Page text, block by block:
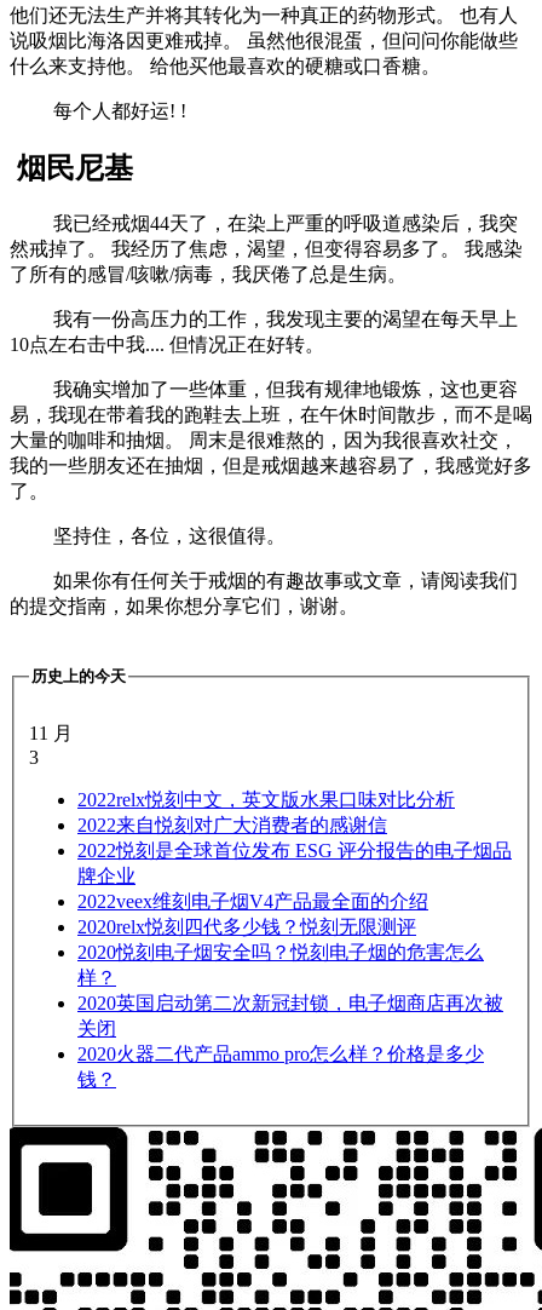
他们还无法生产并将其转化为一种真正的药物形式。 也有人
说吸烟比海洛因更难戒掉。
虽然他很混蛋，但问问你能做些
什么来支持他。 给他买他最喜欢的硬糖或口香糖。
每个人都好运! !
烟民尼基
我已经戒烟44天了，在染上严重的呼吸道感染后，我突
然戒掉了。 我经历了焦虑，渴望，但变得容易多了。 我感染
了所有的感冒/咳嗽/病毒，我厌倦了总是生病。
我有一份高压力的工作，我发现主要的渴望在每天早上
10点左右击中我.... 但情况正在好转。
我确实增加了一些体重，但我有规律地锻炼，这也更容
易，我现在带着我的跑鞋去上班，在午休时间散步，而不是喝
大量的咖啡和抽烟。
周末是很难熬的，因为我很喜欢社交，
我的一些朋友还在抽烟，但是戒烟越来越容易了，我感觉好多
了。
坚持住，各位，这很值得。
如果你有任何关于戒烟的有趣故事或文章，请阅读我们
的提交指南，如果你想分享它们，谢谢。
历史上的今天
11 月
3
2022relx悦刻中文，英文版水果口味对比分析
2022来自悦刻对广大消费者的感谢信
2022悦刻是全球首位发布 ESG 评分报告的电子烟品
牌企业
2022veex维刻电子烟V4产品最全面的介绍
2020relx悦刻四代多少钱？悦刻无限测评
2020悦刻电子烟安全吗？悦刻电子烟的危害怎么
样？
2020英国启动第二次新冠封锁，电子烟商店再次被
关闭
2020火器二代产品ammo pro怎么样？价格是多少
钱？